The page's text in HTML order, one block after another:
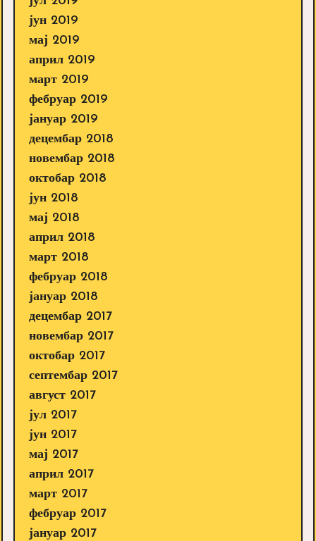
јун 2019
мај 2019
април 2019
март 2019
фебруар 2019
јануар 2019
децембар 2018
новембар 2018
октобар 2018
јун 2018
мај 2018
април 2018
март 2018
фебруар 2018
јануар 2018
децембар 2017
новембар 2017
октобар 2017
септембар 2017
август 2017
јул 2017
јун 2017
мај 2017
април 2017
март 2017
фебруар 2017
јануар 2017